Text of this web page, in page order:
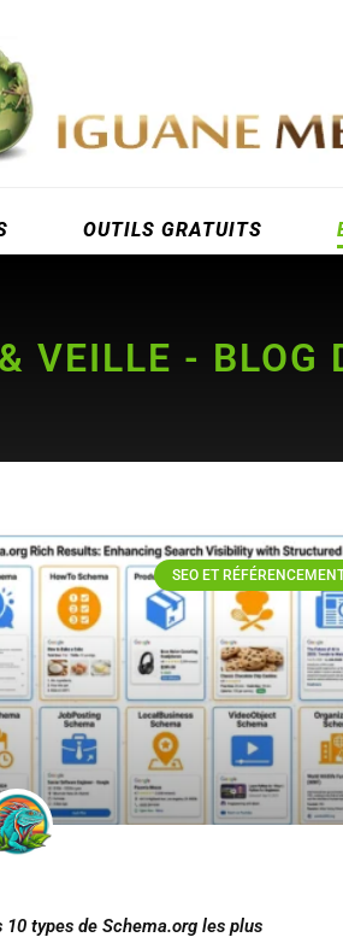
OUTILS GRATUITS
VEILLE - BLOG
SEO ET
10 types de Schema.org les plus